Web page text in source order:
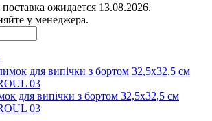
ожидается 13.08.2026.
у менеджера.
для випічки з бортом 32,5х32,5 см
03